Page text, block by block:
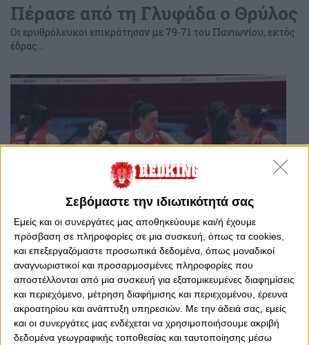
Σεβόμαστε την ιδιωτικότητά σας
Εμείς και οι συνεργάτες μας αποθηκεύουμε και/ή έχουμε
πρόσβαση σε πληροφορίες σε μια συσκευή, όπως τα cookies,
και επεξεργαζόμαστε προσωπικά δεδομένα, όπως μοναδικοί
αναγνωριστικοί και προσαρμοσμένες πληροφορίες που
αποστέλλονται από μια συσκευή για εξατομικευμένες διαφημίσεις
και περιεχόμενο, μέτρηση διαφήμισης και περιεχομένου, έρευνα
ακροατηρίου και ανάπτυξη υπηρεσιών. Με την άδειά σας, εμείς
και οι συνεργάτες μας ενδέχεται να χρησιμοποιήσουμε ακριβή
δεδομένα γεωγραφικής τοποθεσίας και ταυτοποίησης μέσω
Πέρασε από τη Γλυφάδα ο Θρύλος
Oι ερυθρόλευκοι επικράτησαν με 79-71 του Πανιωνίου, εκτός
έδρας...
Πέμπτη, 5 Μαρτίου 2026 - 19:50
Live streaming: Ολυμπιακός-
Πανιώνιος
Παρακολουθήστε ζωντανά τον αγώνα του Θρύλου για τον
ημιτελικό του Κυπέλλου Ελλάδας!